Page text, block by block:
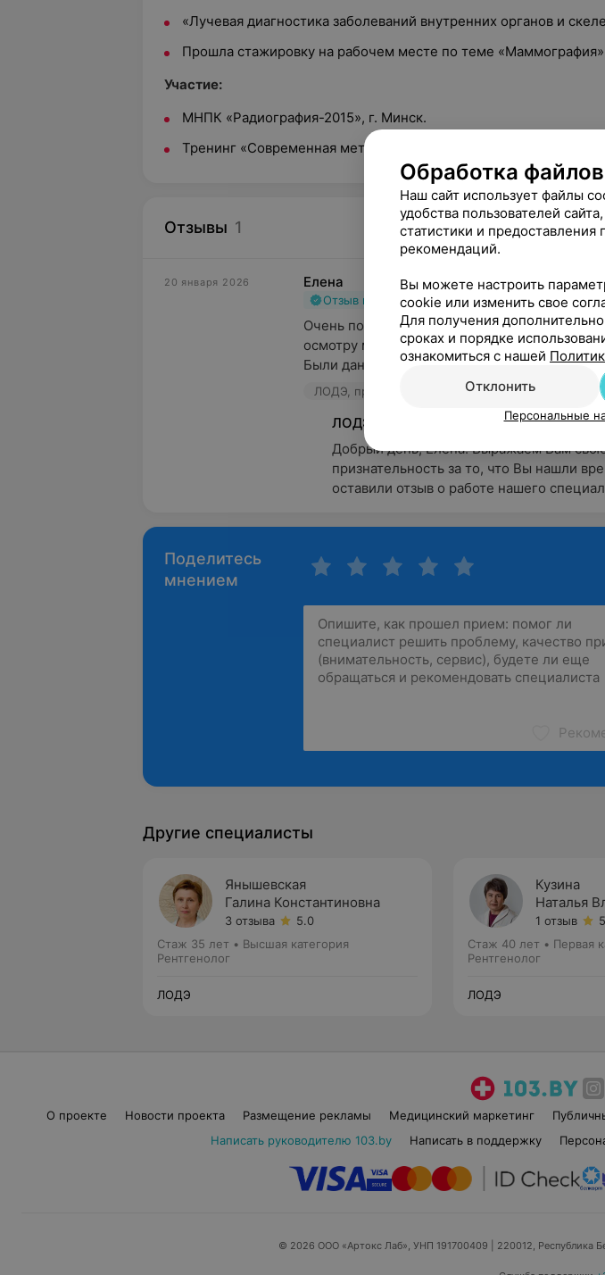
«Лучевая диагностика заболеваний внутренних органов и
Прошла стажировку на рабочем месте по теме
Участие:
МНПК «Радиография-2015», г. Минск.
Тренинг «Современная методика анализа маммограм».
Отзывы 1 5.0 ЛОДЭ, пр-т
20 января 2026 Елена
Отзыв подтвержден
Очень понравилось то, как доктор отнеслась
осмотру моей 88-летней мамы и разговору с
Были даны исчерпывающие реко...
ЛОДЭ, пр-т Независимости, 58А
ЛОДЭ
Добрый день, Елена! Выражаем Вам
признательность за то, что Вы нашли
оставили отзыв о работе нашего
Поделитесь
мнением
Другие специалисты
Янышевская
Галина Константиновна
3 отзыва
5.0
Стаж 35 лет • Высшая категория
Рентгенолог
ЛОДЭ
Кузина
Наталья
1 отзыв
Стаж 40 лет • Первая
Рентгенолог
ЛОДЭ
О проекте Новости проекта Размещение рекламы Медицинский маркетинг
Написать руководителю 103.by
Написать в поддержку
© 2026 ООО «Артокс Лаб», УНП 191700409 | 220012, Республика
Обработка
Наш сайт использует файлы
удобства пользователей
статистики и предоставления
рекомендаций.
Вы можете настроить
cookie или изменить свое
Для получения
сроках и порядке
ознакомиться с нашей
Отклонить
Персональные